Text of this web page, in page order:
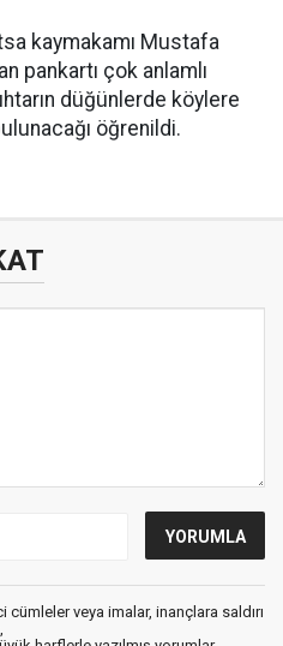
kaymakamı Mustafa
pankartı çok anlamlı
düğünlerde köylere
öğrenildi.
veya imalar, inançlara saldırı